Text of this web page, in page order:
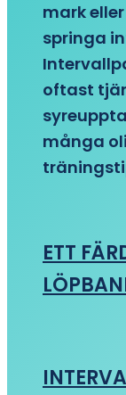
mark
springa
oftast
många
ETT